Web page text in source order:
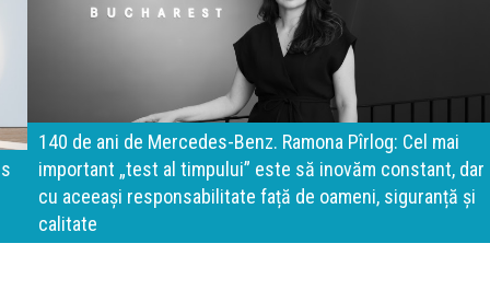
140 de ani de Mercedes-Benz. Ramona Pîrlog: Cel mai
important „test al timpului” este să inovăm constant, dar
cu aceeași responsabilitate față de oameni, siguranță și
calitate